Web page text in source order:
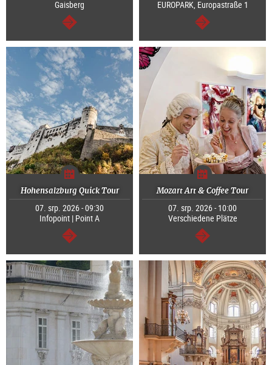
Gaisberg
continue
EUROPARK, Europastraße 1
continue
Hohensalzburg Quick Tour
07. srp. 2026 - 09:30
Infopoint | Point A
continue
Mozart Art & Coffee Tour
07. srp. 2026 - 10:00
Verschiedene Plätze
continue